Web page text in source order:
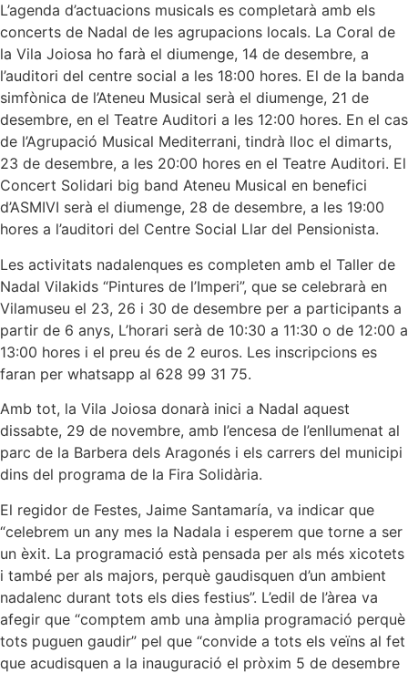
L’agenda d’actuacions musicals es completarà amb els
concerts de Nadal de les agrupacions locals. La Coral de
la Vila Joiosa ho farà el diumenge, 14 de desembre, a
l’auditori del centre social a les 18:00 hores. El de la banda
simfònica de l’Ateneu Musical serà el diumenge, 21 de
desembre, en el Teatre Auditori a les 12:00 hores. En el cas
de l’Agrupació Musical Mediterrani, tindrà lloc el dimarts,
23 de desembre, a les 20:00 hores en el Teatre Auditori. El
Concert Solidari big band Ateneu Musical en benefici
d’ASMIVI serà el diumenge, 28 de desembre, a les 19:00
hores a l’auditori del Centre Social Llar del Pensionista.
Les activitats nadalenques es completen amb el Taller de
Nadal Vilakids “Pintures de l’Imperi”, que se celebrarà en
Vilamuseu el 23, 26 i 30 de desembre per a participants a
partir de 6 anys, L’horari serà de 10:30 a 11:30 o de 12:00 a
13:00 hores i el preu és de 2 euros. Les inscripcions es
faran per whatsapp al 628 99 31 75.
Amb tot, la Vila Joiosa donarà inici a Nadal aquest
dissabte, 29 de novembre, amb l’encesa de l’enllumenat al
parc de la Barbera dels Aragonés i els carrers del municipi
dins del programa de la Fira Solidària.
El regidor de Festes, Jaime Santamaría, va indicar que
“celebrem un any mes la Nadala i esperem que torne a ser
un èxit. La programació està pensada per als més xicotets
i també per als majors, perquè gaudisquen d’un ambient
nadalenc durant tots els dies festius”. L’edil de l’àrea va
afegir que “comptem amb una àmplia programació perquè
tots puguen gaudir” pel que “convide a tots els veïns al fet
que acudisquen a la inauguració el pròxim 5 de desembre